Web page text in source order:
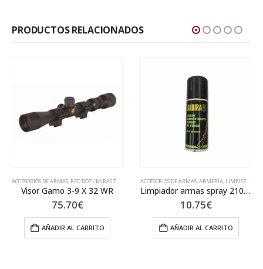
PRODUCTOS RELACIONADOS
CORTA Y COMPLEMENTOS
DOT / MIRAS TELESCÓPICAS
X 32 WR
ACCESORIOS DE ARMAS ARMERÍA,LIMPIEZA DE ARMAS
Limpiador armas spray 210 ml.
AÑADIR AL CARRITO
ARMERÍA,FUNDAS ARMA
AÑADIR AL